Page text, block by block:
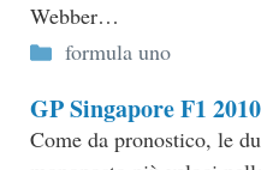
Webber…
Categorie
formula uno
GP Singapore F1
Come da pronostico, le